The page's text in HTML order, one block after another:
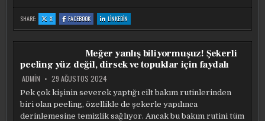
SHARE: X:
KAHVENIN
YANINA
EVDE
BÖYLE
YAPILIYORMUŞ:
‘PÜF’Ü
BARDAKTA
FACEBOOK:
KAHVENIN
YANINA
EVDE
ŞEKER
BÖYLE
YAPILIYORMUŞ:
‘PÜF’Ü
BARDAKTA
LINKEDIN
KAHVENIN
YANINA
EVDE
ŞEKER
BÖYLE
YAPILIYORMUŞ:
Meğer yanlış biliyormuşuz! Şekerli
peeling yüz değil, dirsek ve topuklar için faydalı
ADMIN 29 AĞUSTOS 2024
Pek çok kişinin severek yaptığı cilt bakım rutinlerinden
biri olan peeling, özellikle de şekerle yapılınca
derinlemesine temizlik sağlıyor. Ancak bu bakım rutini tüm